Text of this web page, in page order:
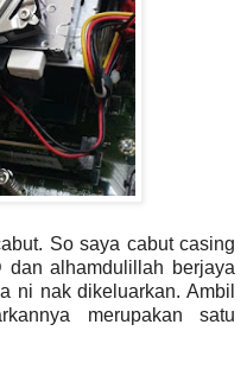
So saya cabut casing
alhamdulillah berjaya
ni nak dikeluarkan. Ambil
merupakan satu